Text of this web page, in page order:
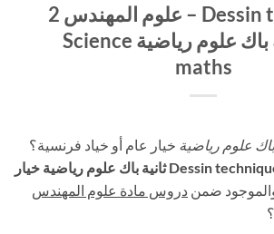
Dessin technique – علوم المهندس 2
Bac ثانية باك علوم رياضية Science
maths
باك علوم رياضية خيار عام أو خياد فرنسية؟
ثانية باك علوم رياضية خيار
ضمن دروس مادة علوم المهندس
؟